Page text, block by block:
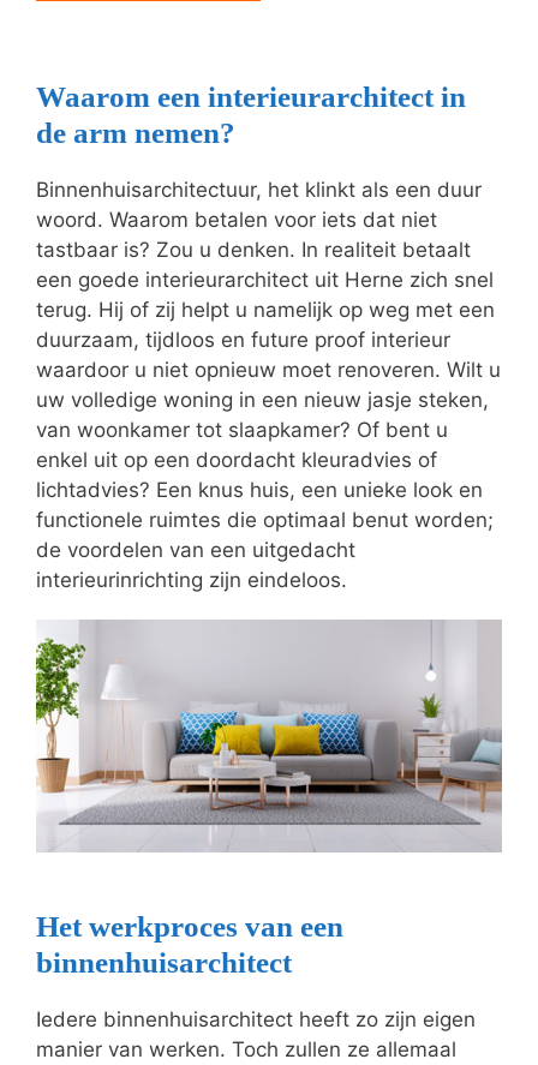
Waarom een interieurarchitect in
de arm nemen?
Binnenhuisarchitectuur, het klinkt als een duur
woord. Waarom betalen voor iets dat niet
tastbaar is? Zou u denken. In realiteit betaalt
een goede interieurarchitect uit Herne zich snel
terug. Hij of zij helpt u namelijk op weg met een
duurzaam, tijdloos en future proof interieur
waardoor u niet opnieuw moet renoveren. Wilt u
uw volledige woning in een nieuw jasje steken,
van woonkamer tot slaapkamer? Of bent u
enkel uit op een doordacht kleuradvies of
lichtadvies? Een knus huis, een unieke look en
functionele ruimtes die optimaal benut worden;
de voordelen van een uitgedacht
interieurinrichting zijn eindeloos.
Het werkproces van een
binnenhuisarchitect
Iedere binnenhuisarchitect heeft zo zijn eigen
manier van werken. Toch zullen ze allemaal